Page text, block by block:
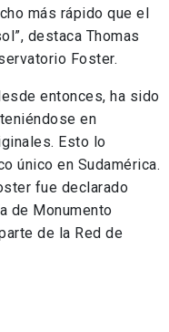
más rápido que el
destaca Thomas
Foster.
entonces, ha sido
en
Esto lo
único en Sudamérica.
fue declarado
de Monumento
de la Red de